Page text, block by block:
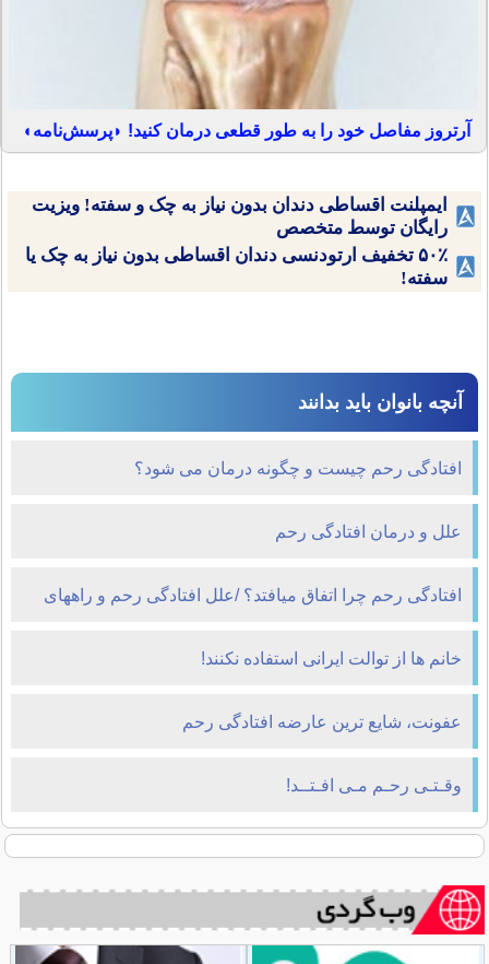
آرتروز مفاصل خود را به طور قطعی درمان کنید! ◗پرسش‌نامه◖
ایمپلنت اقساطی دندان بدون نیاز به چک و سفته! ویزیت
رایگان توسط متخصص
۵۰٪ تخفیف ارتودنسی دندان اقساطی بدون نیاز به چک یا
سفته!
آنچه بانوان باید بدانند
افتادگی رحم چیست و چگونه درمان می شود؟
علل و درمان افتادگی رحم
افتادگی رحم چرا اتفاق میافتد؟ /علل افتادگی رحم و راههای
درمان
خانم ها از توالت ایرانی استفاده نکنند!
عفونت، شایع ترین عارضه افتادگی رحم
وقـتـی رحـم مـی افـتــد!